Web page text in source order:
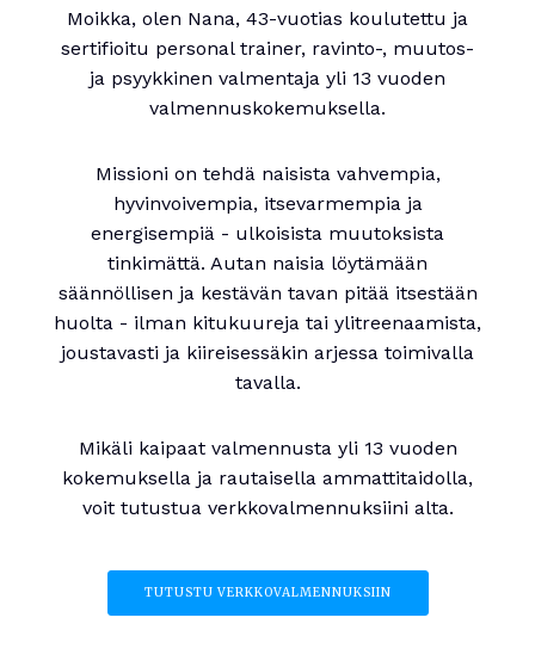
Moikka, olen Nana, 43-vuotias koulutettu ja
sertifioitu personal trainer, ravinto-, muutos-
ja psyykkinen valmentaja yli 13 vuoden
valmennuskokemuksella.
Missioni on tehdä naisista vahvempia,
hyvinvoivempia, itsevarmempia ja
energisempiä - ulkoisista muutoksista
tinkimättä. Autan naisia löytämään
säännöllisen ja kestävän tavan pitää itsestään
huolta - ilman kitukuureja tai ylitreenaamista,
joustavasti ja kiireisessäkin arjessa toimivalla
tavalla.
Mikäli kaipaat valmennusta yli 13 vuoden
kokemuksella ja rautaisella ammattitaidolla,
voit tutustua verkkovalmennuksiini alta.
TUTUSTU VERKKOVALMENNUKSIIN